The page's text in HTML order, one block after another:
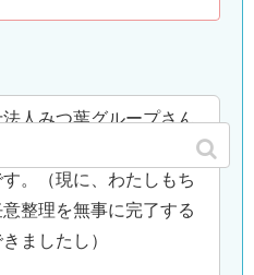
人みつ葉グループさん
。（現に、わたしもち
整理を無事に完了する
ましたし）